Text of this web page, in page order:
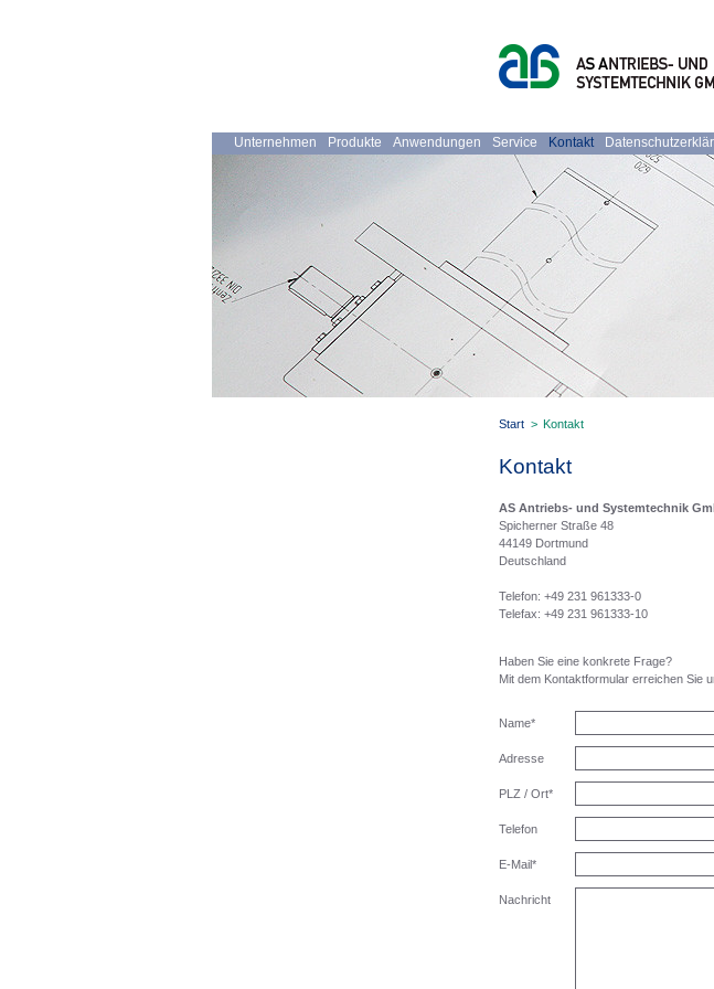
Unternehmen Produkte Anwendungen Service Kontakt
Start > Kontakt
Kontakt
AS Antriebs- und Systemtechnik
Spicherner Straße 48
44149 Dortmund
Deutschland
Telefon: +49 231 961333-0
Telefax: +49 231 961333-10
Haben Sie eine konkrete Frage?
Mit dem Kontaktformular erreichen Sie
Name*
Adresse
PLZ / Ort*
Telefon
E-Mail*
Nachricht